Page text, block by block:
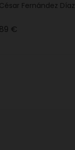
Fernández Díaz
€